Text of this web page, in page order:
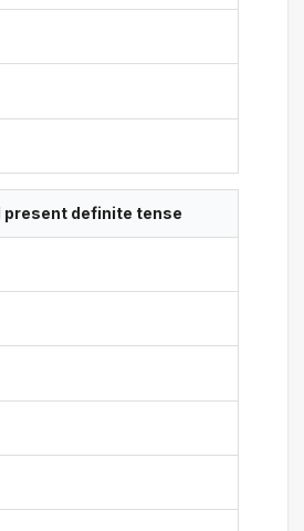
present definite tense